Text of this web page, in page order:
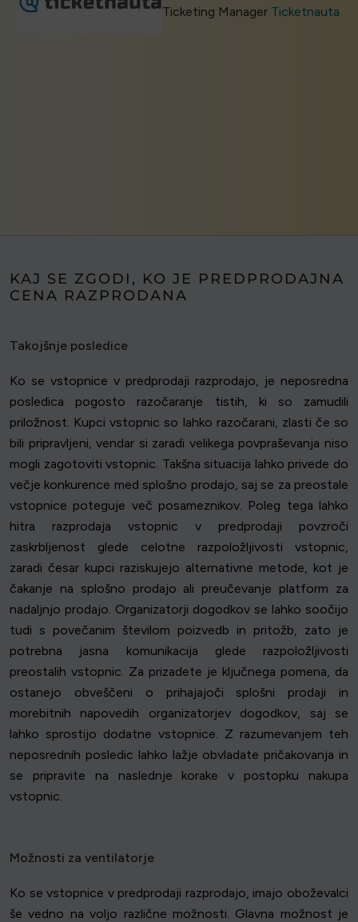
Ticketing Manager Ticketnauta
KAJ SE ZGODI, KO JE PREDPRODAJNA
CENA RAZPRODANA
Takojšnje posledice
Ko se vstopnice v predprodaji razprodajo, je neposredna
posledica pogosto razočaranje tistih, ki so zamudili
priložnost. Kupci vstopnic so lahko razočarani, zlasti če so
bili pripravljeni, vendar si zaradi velikega povpraševanja niso
mogli zagotoviti vstopnic. Takšna situacija lahko privede do
večje konkurence med splošno prodajo, saj se za preostale
vstopnice poteguje več posameznikov. Poleg tega lahko
hitra razprodaja vstopnic v predprodaji povzroči
zaskrbljenost glede celotne razpoložljivosti vstopnic,
zaradi česar kupci raziskujejo alternativne metode, kot je
čakanje na splošno prodajo ali preučevanje platform za
nadaljnjo prodajo. Organizatorji dogodkov se lahko soočijo
tudi s povečanim številom poizvedb in pritožb, zato je
potrebna jasna komunikacija glede razpoložljivosti
preostalih vstopnic. Za prizadete je ključnega pomena, da
ostanejo obveščeni o prihajajoči splošni prodaji in
morebitnih napovedih organizatorjev dogodkov, saj se
lahko sprostijo dodatne vstopnice. Z razumevanjem teh
neposrednih posledic lahko lažje obvladate pričakovanja in
se pripravite na naslednje korake v postopku nakupa
vstopnic.
Možnosti za ventilatorje
Ko se vstopnice v predprodaji razprodajo, imajo oboževalci
še vedno na voljo različne možnosti. Glavna možnost je